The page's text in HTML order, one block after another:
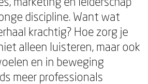
discipline. Want wat
krachtig? Hoe zorg je
alleen luisteren, maar ook
en in beweging
meer professionals